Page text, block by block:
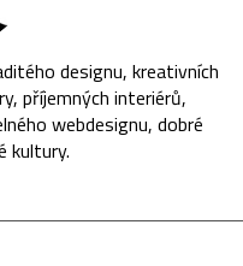
designu, kreativních
příjemných interiérů,
webdesignu, dobré
kultury.